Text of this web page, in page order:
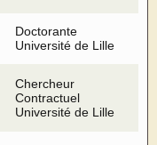
Doctorante
Université de Lille
Chercheur
Contractuel
Université de Lille